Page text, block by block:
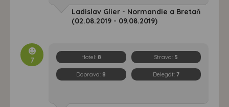
Ladislav Glier - Normandie a Bretaň
(02.08.2019 - 09.08.2019)
7 Hotel: 8 Strava: 5
Doprava: 8 Delegát: 7